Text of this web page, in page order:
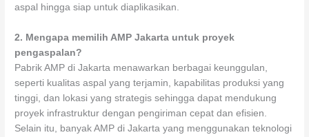
aspal hingga siap untuk diaplikasikan.
2. Mengapa memilih AMP Jakarta untuk proyek
pengaspalan?
Pabrik AMP di Jakarta menawarkan berbagai keunggulan,
seperti kualitas aspal yang terjamin, kapabilitas produksi yang
tinggi, dan lokasi yang strategis sehingga dapat mendukung
proyek infrastruktur dengan pengiriman cepat dan efisien.
Selain itu, banyak AMP di Jakarta yang menggunakan teknologi